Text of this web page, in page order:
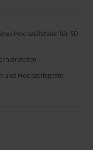
Hochzeitsfeier für 50
und Hochzeitsgäste